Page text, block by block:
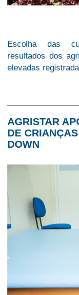
Escolha das
resultados dos
elevadas
AGRISTAR
DE
DOWN